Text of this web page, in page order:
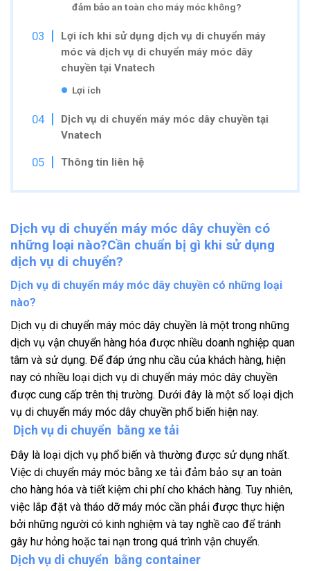
đảm bảo an toàn cho máy móc không?
Lợi ích khi sử dụng dịch vụ di chuyển máy
móc và dịch vụ di chuyển máy móc dây
chuyền tại Vnatech
Lợi ích
Dịch vụ di chuyển máy móc dây chuyền tại
Vnatech
Thông tin liên hệ
Dịch vụ di chuyển máy móc dây chuyền có
những loại nào?Cần chuẩn bị gì khi sử dụng
dịch vụ di chuyển?
Dịch vụ di chuyển máy móc dây chuyền có những loại
nào?
Dịch vụ di chuyển máy móc dây chuyền là một trong những
dịch vụ vận chuyển hàng hóa được nhiều doanh nghiệp quan
tâm và sử dụng. Để đáp ứng nhu cầu của khách hàng, hiện
nay có nhiều loại dịch vụ di chuyển máy móc dây chuyền
được cung cấp trên thị trường. Dưới đây là một số loại dịch
vụ di chuyển máy móc dây chuyền phổ biến hiện nay.
Dịch vụ di chuyển bằng xe tải
Đây là loại dịch vụ phổ biến và thường được sử dụng nhất.
Việc di chuyển máy móc bằng xe tải đảm bảo sự an toàn
cho hàng hóa và tiết kiệm chi phí cho khách hàng. Tuy nhiên,
việc lắp đặt và tháo dỡ máy móc cần phải được thực hiện
bởi những người có kinh nghiệm và tay nghề cao để tránh
gây hư hỏng hoặc tai nạn trong quá trình vận chuyển.
Dịch vụ di chuyển bằng container